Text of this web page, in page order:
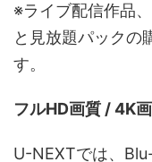
※ライブ配信作品
と見放題パックの
す。
フルHD画質 / 4K
U-NEXTでは、